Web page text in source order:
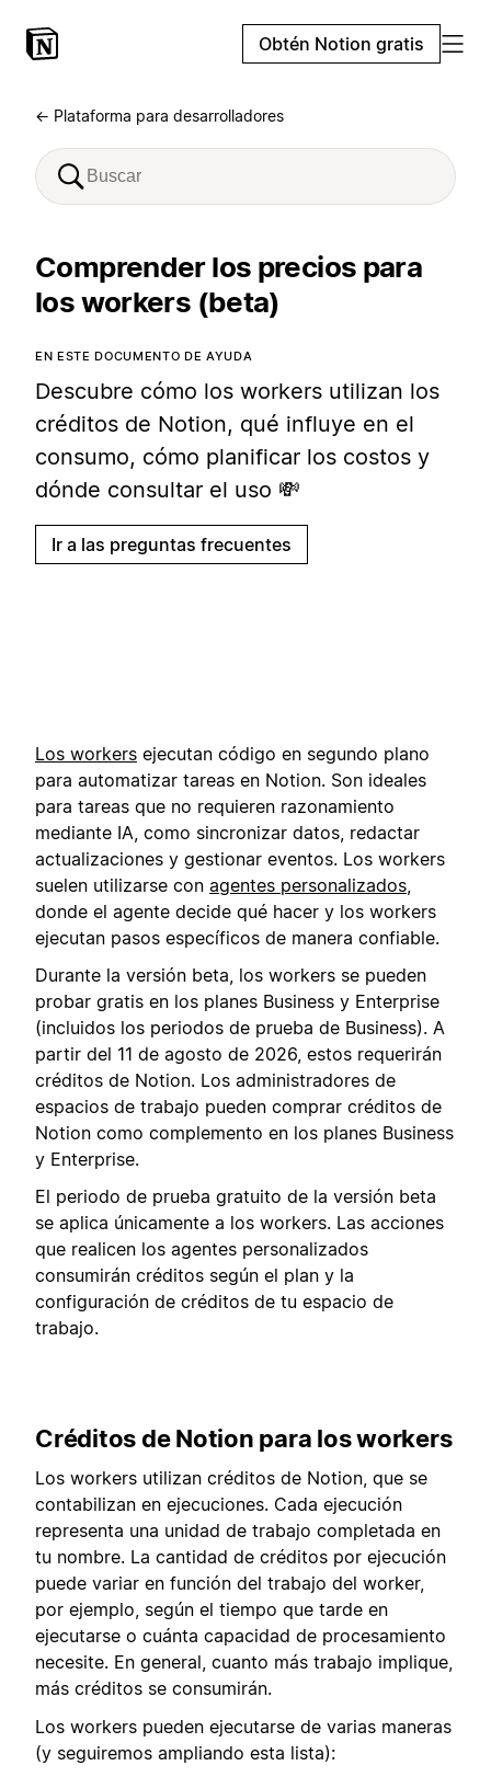
Obtén Notion gratis
← Plataforma para desarrolladores
Comprender los precios para
los workers (beta)
EN ESTE DOCUMENTO DE AYUDA
Descubre cómo los workers utilizan los
créditos de Notion, qué influye en el
consumo, cómo planificar los costos y
dónde consultar el uso 💸
Ir a las preguntas frecuentes
Los workers ejecutan código en segundo plano
para automatizar tareas en Notion. Son ideales
para tareas que no requieren razonamiento
mediante IA, como sincronizar datos, redactar
actualizaciones y gestionar eventos. Los workers
suelen utilizarse con agentes personalizados
donde el agente decide qué hacer y los workers
ejecutan pasos específicos de manera confiable.
Durante la versión beta, los workers se pueden
probar gratis en los planes Business y Enterprise
(incluidos los periodos de prueba de Business). A
partir del 11 de agosto de 2026, estos requerirán
créditos de Notion. Los administradores de
espacios de trabajo pueden comprar créditos de
Notion como complemento en los planes Business
y Enterprise.
El periodo de prueba gratuito de la versión beta
se aplica únicamente a los workers. Las acciones
que realicen los agentes personalizados
consumirán créditos según el plan y la
configuración de créditos de tu espacio de
trabajo.
Créditos de Notion para los workers
Los workers utilizan créditos de Notion, que se
contabilizan en ejecuciones. Cada ejecución
representa una unidad de trabajo completada en
tu nombre. La cantidad de créditos por ejecución
puede variar en función del trabajo del worker,
por ejemplo, según el tiempo que tarde en
ejecutarse o cuánta capacidad de procesamiento
necesite. En general, cuanto más trabajo implique,
más créditos se consumirán.
Los workers pueden ejecutarse de varias maneras
(y seguiremos ampliando esta lista):